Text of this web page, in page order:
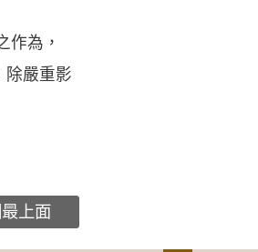
作為，
除嚴重影
最上面